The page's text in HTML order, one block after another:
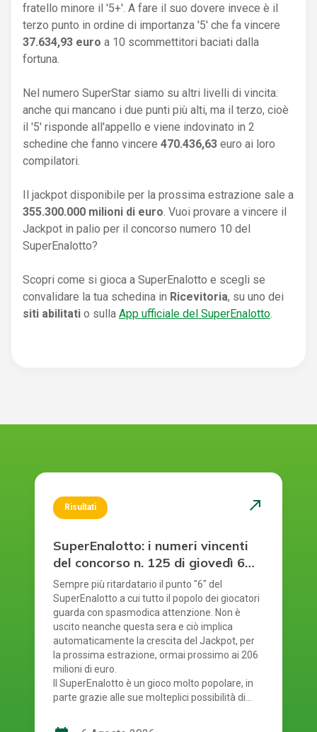
fratello minore il '5+'. A fare il suo dovere invece è il
terzo punto in ordine di importanza '5' che fa vincere
37.634,93 euro a 10 scommettitori baciati dalla
fortuna.
Nel numero SuperStar siamo su altri livelli di vincita:
anche qui mancano i due punti più alti, ma il terzo, cioè
il '5' risponde all'appello e viene indovinato in 2
schedine che fanno vincere 470.436,63 euro ai loro
compilatori.
Il jackpot disponibile per la prossima estrazione sale a
355.300.000 milioni di euro . Vuoi provare a vincere il
Jackpot in palio per il concorso numero 10 del
SuperEnalotto?
Scopri come si gioca a SuperEnalotto e scegli se
convalidare la tua schedina in Ricevitoria, su uno dei
siti abilitati o sulla App ufficiale del SuperEnalotto
Risultati north_east
SuperEnalotto: i numeri vincenti
del concorso n. 125 di giovedì 6
agosto 2026
Sempre più ritardatario il punto "6" del
SuperEnalotto a cui tutto il popolo dei giocatori
guarda con spasmodica attenzione. Non è
uscito neanche questa sera e ciò implica
automaticamente la crescita del Jackpot, per
la prossima estrazione, ormai prossimo ai 206
milioni di euro.
Il SuperEnalotto è un gioco molto popolare, in
parte grazie alle sue molteplici possibilità di
estrazione bisogna verificare diversi risultati.